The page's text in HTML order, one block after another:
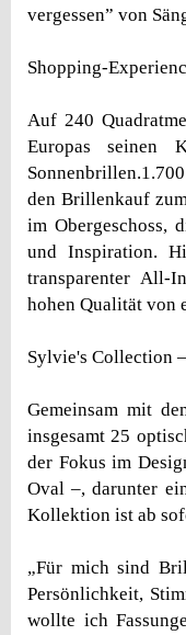
vergessen” von
Shopping-
Auf 240
Europas seinen
den Brillenkauf
im Obergeschoss,
und Inspiration.
transparenter All-
hohen Qualität von
Sylvie's Collection
Gemeinsam mit
insgesamt 25
der Fokus im
Oval –, darunter
Kollektion ist ab
„Für mich sind
Persönlichkeit,
wollte ich